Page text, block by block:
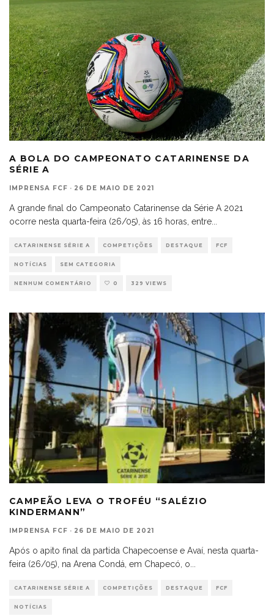
A BOLA DO CAMPEONATO CATARINENSE DA
SÉRIE A
IMPRENSA FCF · 26 DE MAIO DE 2021
A grande final do Campeonato Catarinense da Série A 2021
ocorre nesta quarta-feira (26/05), às 16 horas, entre...
CATARINENSE SÉRIE A COMPETIÇÕES DESTAQUE FCF
NOTÍCIAS SEM CATEGORIA
NENHUM COMENTÁRIO 0 329 VIEWS
CAMPEÃO LEVA O TROFÉU “SALÉZIO
KINDERMANN”
IMPRENSA FCF · 26 DE MAIO DE 2021
Após o apito final da partida Chapecoense e Avaí, nesta quarta-
feira (26/05), na Arena Condá, em Chapecó, o
CATARINENSE SÉRIE A COMPETIÇÕES DESTAQUE FCF
NOTÍCIAS